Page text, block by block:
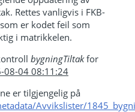
Rettes vanligvis i FKB-
er kodet feil som
i matrikkelen.
bygningTiltakfor
08-04 08:11:24
er tilgjengelig på
Avvikslister/